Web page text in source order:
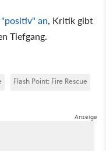
an, Kritik gibt
Tiefgang.
Flash Point: Fire Rescue